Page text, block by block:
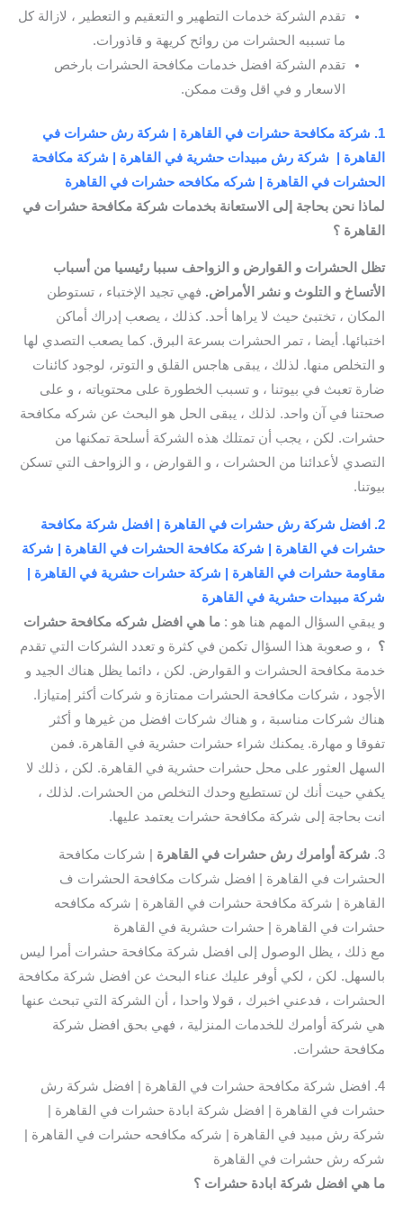
تقدم الشركة خدمات التطهير و التعقيم و التعطير ، لازالة كل
ما تسببه الحشرات من روائح كريهة و قاذورات.
تقدم الشركة افضل خدمات مكافحة الحشرات بارخص
الاسعار و في اقل وقت ممكن.
1. شركة مكافحة حشرات في القاهرة | شركة رش حشرات في
القاهرة | شركة رش مبيدات حشرية في القاهرة | شركة مكافحة
الحشرات في القاهرة | شركه مكافحه حشرات في القاهرة
لماذا نحن بحاجة إلى الاستعانة بخدمات شركة مكافحة حشرات في
القاهرة ؟
تظل الحشرات و القوارض و الزواحف سببا رئيسيا من أسباب
الأتساخ و التلوث و نشر الأمراض. فهي تجيد الإختباء ، تستوطن
المكان ، تختبئ حيث لا يراها أحد. كذلك ، يصعب إدراك أماكن
اختبائها. أيضا ، تمر الحشرات بسرعة البرق. كما يصعب التصدي لها
و التخلص منها. لذلك ، يبقى هاجس القلق و التوتر، لوجود كائنات
ضارة تعبث في بيوتنا ، و تسبب الخطورة على محتوياته ، و على
صحتنا في آن واحد. لذلك ، يبقى الحل هو البحث عن شركه مكافحة
حشرات. لكن ، يجب أن تمتلك هذه الشركة أسلحة تمكنها من
التصدي لأعدائنا من الحشرات ، و القوارض ، و الزواحف التي تسكن
بيوتنا.
2. افضل شركة رش حشرات في القاهرة | افضل شركة مكافحة
حشرات في القاهرة | شركة مكافحة الحشرات في القاهرة | شركة
مقاومة حشرات في القاهرة | شركة حشرات حشرية في القاهرة |
شركة مبيدات حشرية في القاهرة
و يبقي السؤال المهم هنا هو : ما هي افضل شركه مكافحة حشرات
؟ ، و صعوبة هذا السؤال تكمن في كثرة و تعدد الشركات التي تقدم
خدمة مكافحة الحشرات و القوارض. لكن ، دائما يظل هناك الجيد و
الأجود ، شركات مكافحة الحشرات ممتازة و شركات أكثر إمتيازا.
هناك شركات مناسبة ، و هناك شركات افضل من غيرها و أكثر
تفوقا و مهارة. يمكنك شراء حشرات حشرية في القاهرة. فمن
السهل العثور على محل حشرات حشرية في القاهرة. لكن ، ذلك لا
يكفي حيت أنك لن تستطيع وحدك التخلص من الحشرات. لذلك ،
انت بحاجة إلى شركة مكافحة حشرات يعتمد عليها.
3. شركة أوامرك رش حشرات في القاهرة | شركات مكافحة
الحشرات في القاهرة | افضل شركات مكافحة الحشرات ف
القاهرة | شركة مكافحة حشرات في القاهرة | شركه مكافحه
حشرات في القاهرة | حشرات حشرية في القاهرة
مع ذلك ، يظل الوصول إلى افضل شركة مكافحة حشرات أمرا ليس
بالسهل. لكن ، لكي أوفر عليك عناء البحث عن افضل شركة مكافحة
الحشرات ، فدعني اخبرك ، قولا واحدا ، أن الشركة التي تبحث عنها
هي شركة أوامرك للخدمات المنزلية ، فهي بحق افضل شركة
مكافحة حشرات.
4. افضل شركة مكافحة حشرات في القاهرة | افضل شركة رش
حشرات في القاهرة | افضل شركة ابادة حشرات في القاهرة |
شركة رش مبيد في القاهرة | شركه مكافحه حشرات في القاهرة |
شركه رش حشرات في القاهرة
ما هي افضل شركة ابادة حشرات ؟